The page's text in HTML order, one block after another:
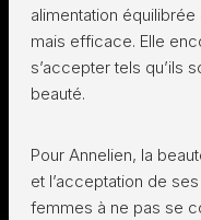
alimentation
mais efficace. Elle
s’accepter tels qu’ils
beauté.
Pour Annelien, la
et l’acceptation de
femmes à ne pas se